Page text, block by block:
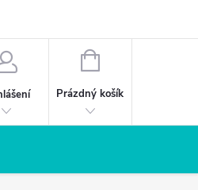
NÁKUPNÍ
Prázdný košík